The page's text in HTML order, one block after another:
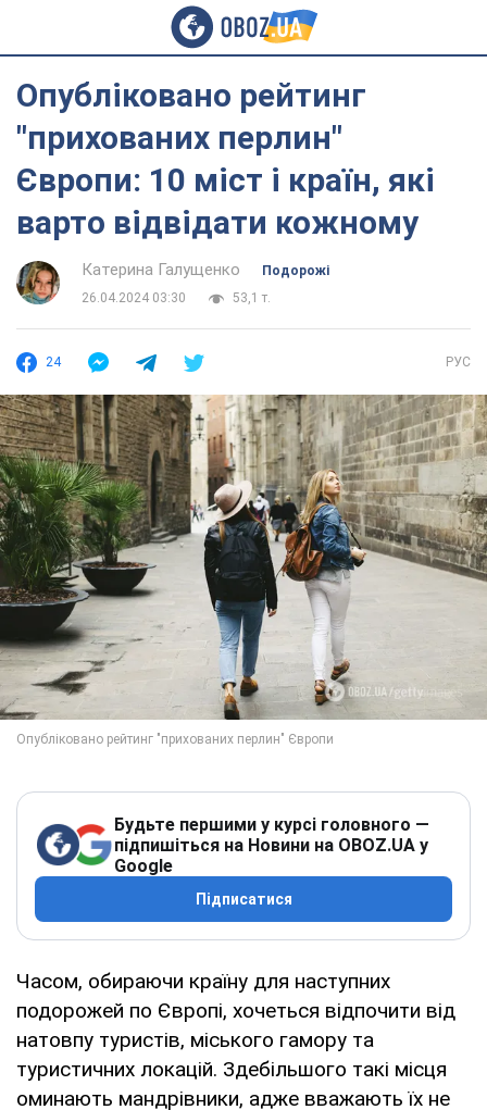
Опубліковано рейтинг
"прихованих перлин"
Європи: 10 міст і країн, які
варто відвідати кожному
Катерина Галущенко
Подорожі
26.04.2024 03:30
53,1 т.
24 РУС
Будьте першими у курсі головного —
підпишіться на Новини на OBOZ.UA у
Google
Підписатися
Часом, обираючи країну для наступних
подорожей по Європі, хочеться відпочити від
натовпу туристів, міського гамору та
туристичних локацій. Здебільшого такі місця
оминають мандрівники, адже вважають їх не